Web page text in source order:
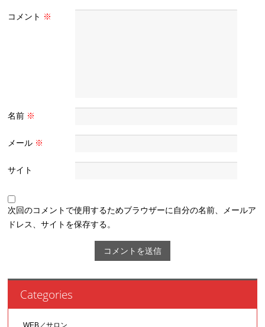
コメント ※
名前 ※
メール ※
サイト
次回のコメントで使用するためブラウザーに自分の名前、メールア
ドレス、サイトを保存する。
Categories
WEB／サロン